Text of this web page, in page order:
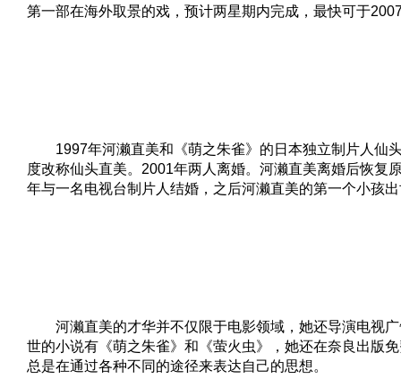
第一部在海外取景的戏，预计两星期内完成，最快可于
1997年河濑直美和《萌之朱雀》的日本独立制片人仙
度改称仙头直美。2001年两人离婚。河濑直美离婚后恢复
年与一名电视台制片人结婚，之后河濑直美的第一个小孩
河濑直美的才华并不仅限于电影领域，她还导演电视广
世的小说有《萌之朱雀》和《萤火虫》，她还在奈良出版
总是在通过各种不同的途径来表达自己的思想。